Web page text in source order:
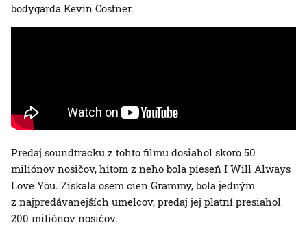
bodygarda Kevin Costner.
Predaj soundtracku z tohto filmu dosiahol skoro 50
miliónov nosičov, hitom z neho bola pieseň I Will Always
Love You. Získala osem cien Grammy, bola jedným
z najpredávanejších umelcov, predaj jej platní presiahol
200 miliónov nosičov.